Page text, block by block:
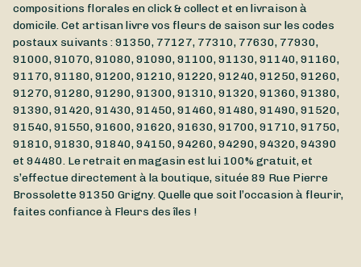
compositions florales en click & collect et en livraison à
domicile. Cet artisan livre vos fleurs de saison sur les codes
postaux suivants : 91350, 77127, 77310, 77630, 77930,
91000, 91070, 91080, 91090, 91100, 91130, 91140, 91160,
91170, 91180, 91200, 91210, 91220, 91240, 91250, 91260,
91270, 91280, 91290, 91300, 91310, 91320, 91360, 91380,
91390, 91420, 91430, 91450, 91460, 91480, 91490, 91520,
91540, 91550, 91600, 91620, 91630, 91700, 91710, 91750,
91810, 91830, 91840, 94150, 94260, 94290, 94320, 94390
et 94480. Le retrait en magasin est lui 100% gratuit, et
s’effectue directement à la boutique, située89 Rue Pierre
Brossolette91350 Grigny. Quelle que soit l’occasion à fleurir,
faites confiance à Fleurs des îles !